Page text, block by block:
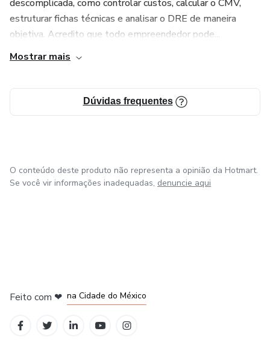
descomplicada, como controlar custos, calcular o CMV,
estruturar fichas técnicas e analisar o DRE de maneira
objetiva. Acredito que todo empreendedor pode...
Mostrar mais
Dúvidas frequentes
O conteúdo deste produto não representa a opinião da Hotmart.
Se você vir informações inadequadas, denuncie aqui
Feito com ❤ na Cidade do México